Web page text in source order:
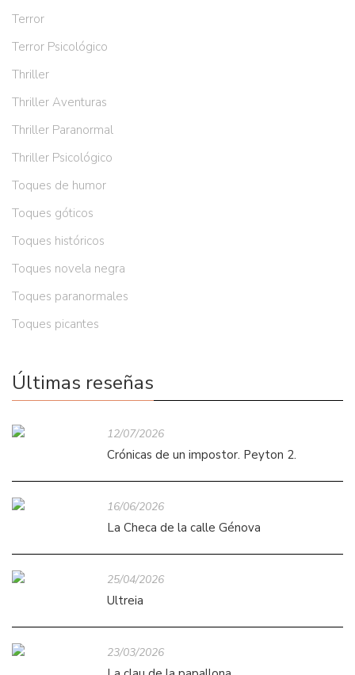
Terror
Terror Psicológico
Thriller
Thriller Aventuras
Thriller Paranormal
Thriller Psicológico
Toques de humor
Toques góticos
Toques históricos
Toques novela negra
Toques paranormales
Toques picantes
Últimas reseñas
12/07/2026
Crónicas de un impostor. Peyton 2.
16/06/2026
La Checa de la calle Génova
25/04/2026
Ultreia
23/03/2026